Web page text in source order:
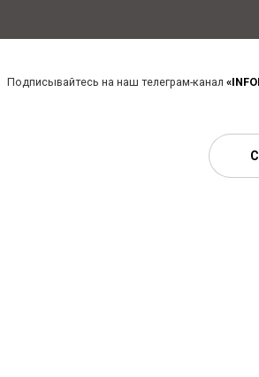
Подписывайтесь на наш телеграм-канал